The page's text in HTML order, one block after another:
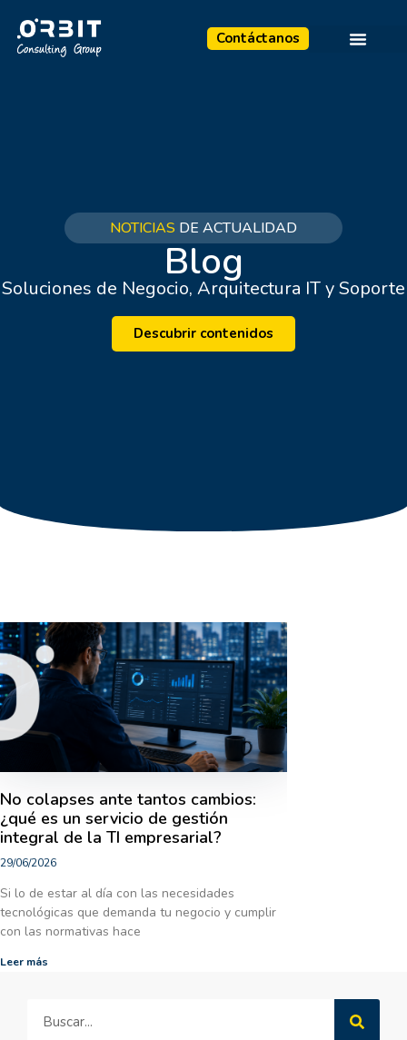
Contáctanos
NOTICIAS DE ACTUALIDAD
Blog
Soluciones de Negocio, Arquitectura IT y Soporte
Descubrir contenidos
No colapses ante tantos cambios:
¿qué es un servicio de gestión
integral de la TI empresarial?
29/06/2026
Si lo de estar al día con las necesidades
tecnológicas que demanda tu negocio y cumplir
con las normativas hace
Leer más